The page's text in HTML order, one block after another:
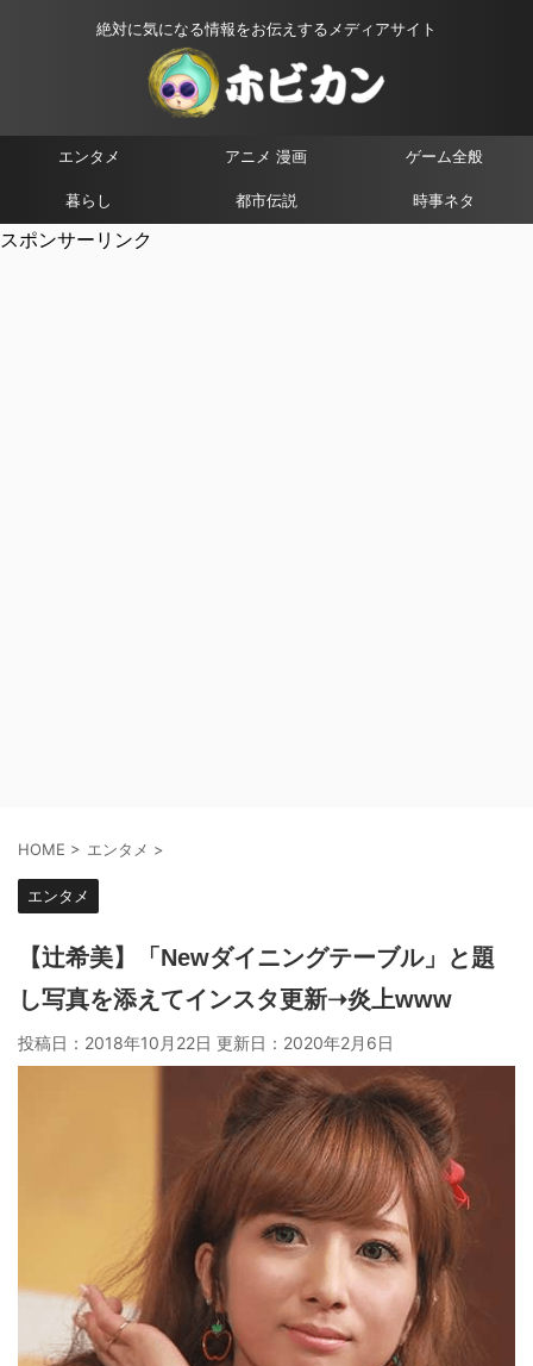
絶対に気になる情報をお伝えするメディアサイト
エンタメ アニメ 漫画 ゲーム全般
暮らし 都市伝説 時事ネタ
スポンサーリンク
HOME > エンタメ >
エンタメ
【辻希美】「Newダイニングテーブル」と題
し写真を添えてインスタ更新➝炎上www
投稿日：2018年10月22日 更新日： 2020年2月6日